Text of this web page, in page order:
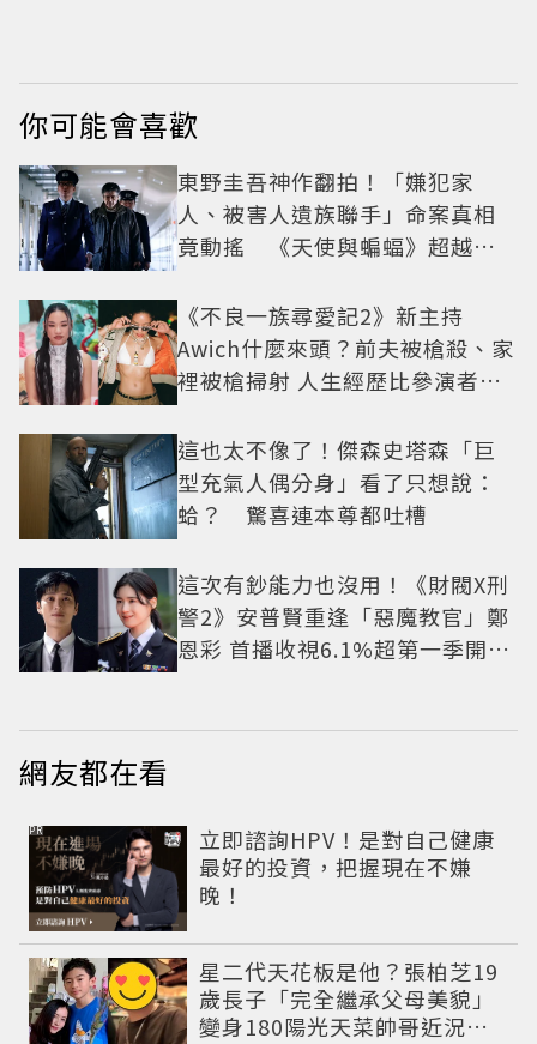
你可能會喜歡
東野圭吾神作翻拍！「嫌犯家
人、被害人遺族聯手」命案真相
竟動搖 《天使與蝙蝠》超越懸
《不良一族尋愛記2》新主持
Awich什麼來頭？前夫被槍殺、家
裡被槍掃射 人生經歷比參演者還
這也太不像了！傑森史塔森「巨
型充氣人偶分身」看了只想說：
蛤？ 驚喜連本尊都吐槽
這次有鈔能力也沒用！《財閥X刑
警2》安普賢重逢「惡魔教官」鄭
恩彩 首播收視6.1%超第一季開紅
網友都在看
立即諮詢HPV！是對自己健康
最好的投資，把握現在不嫌
晚！
PR
星二代天花板是他？張柏芝19
歲長子「完全繼承父母美貌」
變身180陽光天菜帥哥近況曝